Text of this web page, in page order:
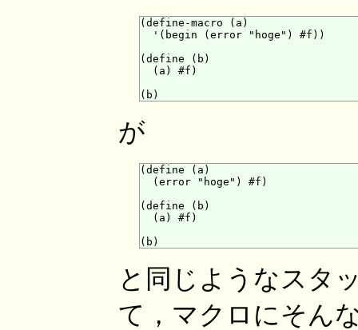
(define-macro (a)
  '(begin (error "hoge") #f))
(define (b)
  (a) #f)
が
(define (a)
  (error "hoge") #f)
(define (b)
  (a) #f)
と同じようなスタ
て，マクロにそん